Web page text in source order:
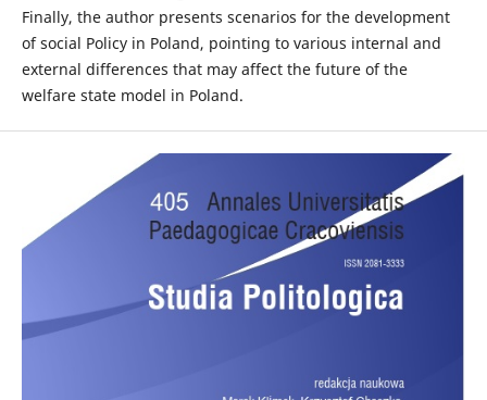
Finally, the author presents scenarios for the development
of social Policy in Poland, pointing to various internal and
external differences that may affect the future of the
welfare state model in Poland.